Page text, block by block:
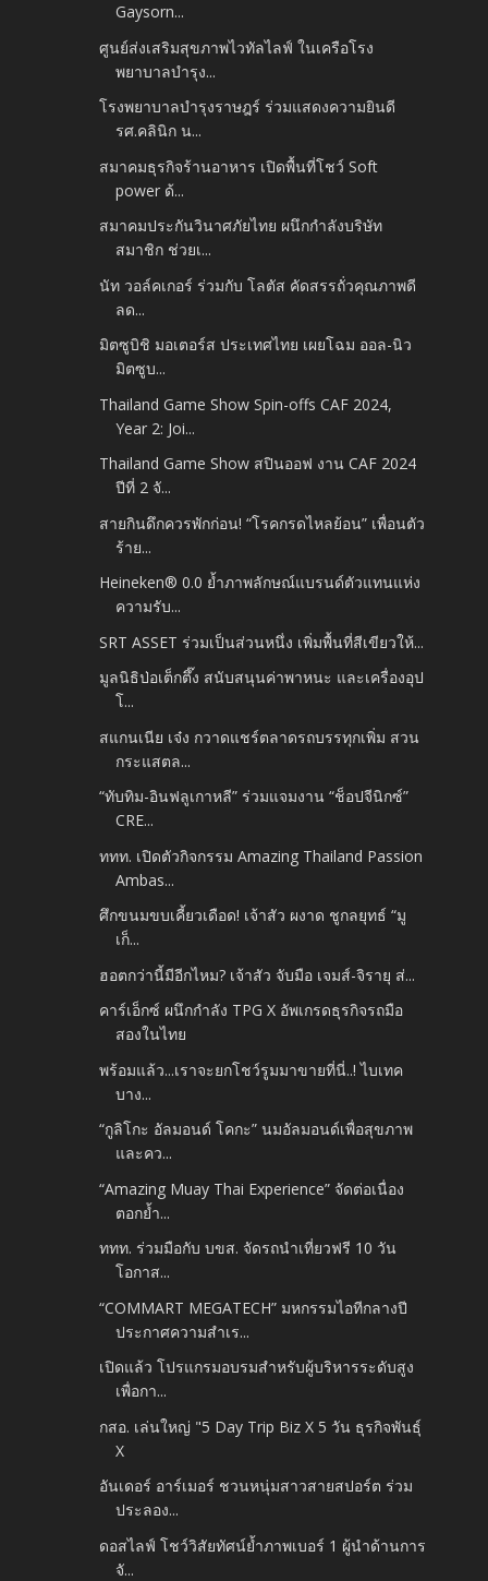
Gaysorn...
ศูนย์ส่งเสริมสุขภาพไวทัลไลฟ์ ในเครือโรง
พยาบาลบำรุง...
โรงพยาบาลบำรุงราษฎร์ ร่วมแสดงความยินดี
รศ.คลินิก น...
สมาคมธุรกิจร้านอาหาร เปิดพื้นที่โชว์ Soft
power ด้...
สมาคมประกันวินาศภัยไทย ผนึกกำลังบริษัท
สมาชิก ช่วยเ...
นัท วอล์คเกอร์ ร่วมกับ โลตัส คัดสรรถั่วคุณภาพดี
ลด...
มิตซูบิชิ มอเตอร์ส ประเทศไทย เผยโฉม ออล-นิว
มิตซูบ...
Thailand Game Show Spin-offs CAF 2024,
Year 2: Joi...
Thailand Game Show สปินออฟ งาน CAF 2024
ปีที่ 2 จั...
สายกินดึกควรพักก่อน! “โรคกรดไหลย้อน” เพื่อนตัว
ร้าย...
Heineken® 0.0 ย้ำภาพลักษณ์แบรนด์ตัวแทนแห่ง
ความรับ...
SRT ASSET ร่วมเป็นส่วนหนึ่ง เพิ่มพื้นที่สีเขียวให้...
มูลนิธิป่อเต็กตึ๊ง สนับสนุนค่าพาหนะ และเครื่องอุป
โ...
สแกนเนีย เจ๋ง กวาดแชร์ตลาดรถบรรทุกเพิ่ม สวน
กระแสตล...
“ทับทิม-อินฟลูเกาหลี” ร่วมแจมงาน “ช็อปจีนิกซ์”
CRE...
ททท. เปิดตัวกิจกรรม Amazing Thailand Passion
Ambas...
ศึกขนมขบเคี้ยวเดือด! เจ้าสัว ผงาด ชูกลยุทธ์ “มู
เก็...
ฮอตกว่านี้มีอีกไหม? เจ้าสัว จับมือ เจมส์-จิรายุ ส่...
คาร์เอ็กซ์ ผนึกกำลัง TPG X อัพเกรดธุรกิจรถมือ
สองในไทย
พร้อมแล้ว...เราจะยกโชว์รูมมาขายที่นี่..! ไบเทค
บาง...
“กูลิโกะ อัลมอนด์ โคกะ” นมอัลมอนด์เพื่อสุขภาพ
และคว...
“Amazing Muay Thai Experience” จัดต่อเนื่อง
ตอกย้ำ...
ททท. ร่วมมือกับ บขส. จัดรถนำเที่ยวฟรี 10 วัน
โอกาส...
“COMMART MEGATECH” มหกรรมไอทีกลางปี
ประกาศความสำเร...
เปิดแล้ว โปรแกรมอบรมสำหรับผู้บริหารระดับสูง
เพื่อกา...
กสอ. เล่นใหญ่ "5 Day Trip Biz X 5 วัน ธุรกิจพันธุ์
X
อันเดอร์ อาร์เมอร์ ชวนหนุ่มสาวสายสปอร์ต ร่วม
ประลอง...
ดอสไลฟ์ โชว์วิสัยทัศน์ย้ำภาพเบอร์ 1 ผู้นำด้านการ
จั...